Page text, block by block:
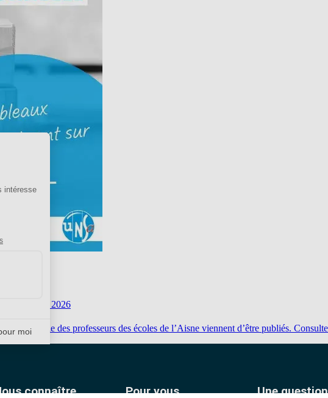
2026
des professeurs des écoles de l’Aisne viennent d’être publiés.
connaître Pour vous Une